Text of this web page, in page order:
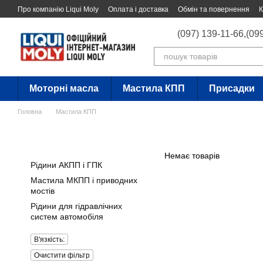
Перейти до основного контенту
Про компанію Liqui Moly Оплата і доставка Обмін та повернення
(097) 139-11-66,
Моторні масла Мастила КПП Присадки
Головна Мастила КПП
Немає товарів
Рідини АКПП і ГПК
Мастила МКПП і приводних
мостів
Рідини для гідравлічних
систем автомобіля
В'язкість:
Очистити фільтр